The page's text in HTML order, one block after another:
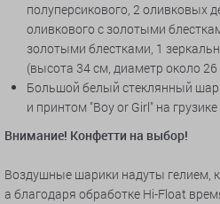
полуперсикового, 2 оливковых
оливкового с золотыми
золотыми блестками, 1
(высота 34 см, диаметр около
Большой белый стеклянный
и принтом "Boy or Girl" на грузике
Внимание! Конфетти на выбор!
Воздушные шарики надуты гелием,
а благодаря обработке Hi-Float